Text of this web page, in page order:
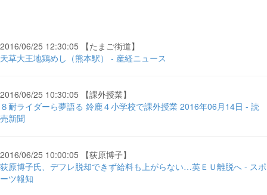
2016/06/25 12:30:05 【たまご街道】
天草大王地鶏めし（熊本駅） - 産経ニュース
2016/06/25 10:30:05 【課外授業】
８耐ライダーら夢語る 鈴鹿４小学校で課外授業 2016年06月14日 - 読
売新聞
2016/06/25 10:00:05 【荻原博子】
荻原博子氏、デフレ脱却できず給料も上がらない…英ＥＵ離脱へ - スポ
ーツ報知